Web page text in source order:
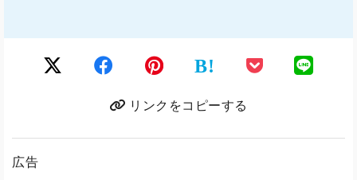
B!
リンクをコピーする
広告